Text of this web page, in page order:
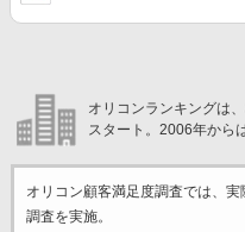
オリコンランキングは
スタート。2006年から
オリコン顧客満足度調査では、
調査を実施。